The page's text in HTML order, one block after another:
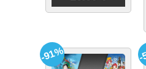
-91% -